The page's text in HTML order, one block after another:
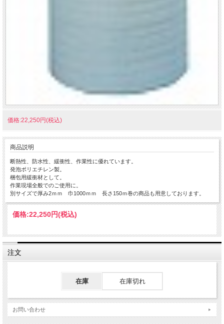
価格:22,250円(税込)
商品説明
断熱性、防水性、緩衝性、作業性に優れています。
発泡ポリエチレン製。
梱包用緩衝材として。
作業現場全般でのご使用に。
別サイズで厚み2ｍｍ 巾1000ｍｍ 長さ150ｍ巻の商品も用意しております。
価格:22,250円(税込)
注文
在庫 在庫切れ
お問い合わせ